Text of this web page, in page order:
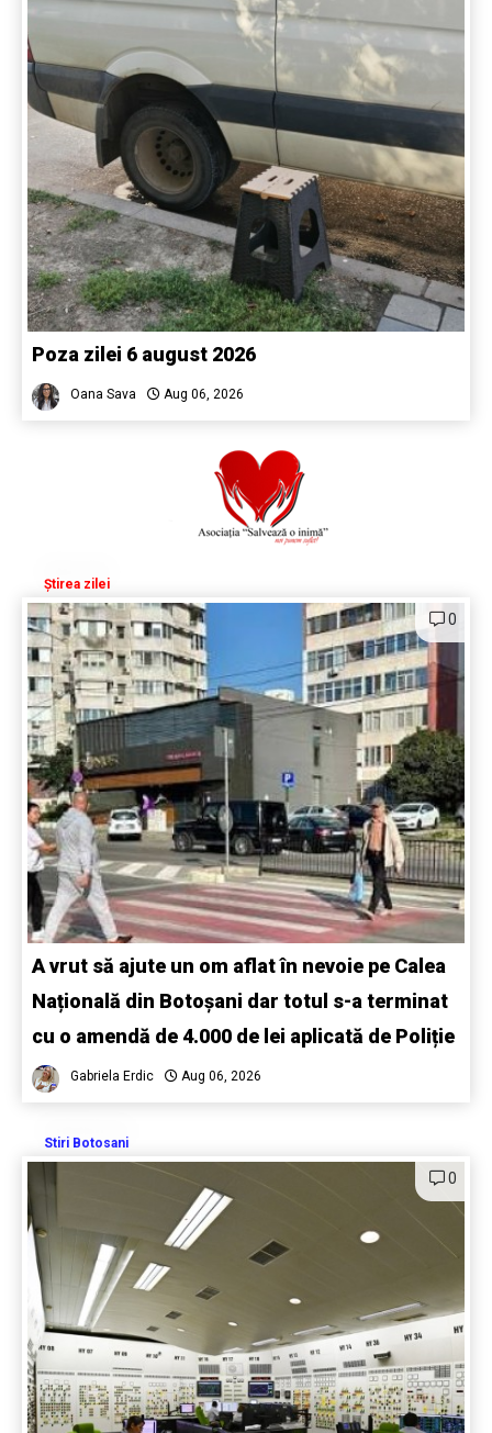
Poza zilei 6 august 2026
Oana Sava Aug 06, 2026
Știrea zilei
0
A vrut să ajute un om aflat în nevoie pe Calea
Națională din Botoșani dar totul s-a terminat
cu o amendă de 4.000 de lei aplicată de Poliție
Gabriela Erdic Aug 06, 2026
Stiri Botosani
0